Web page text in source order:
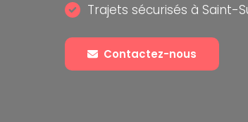
Trajets sécurisés à Saint-
Contactez-nous